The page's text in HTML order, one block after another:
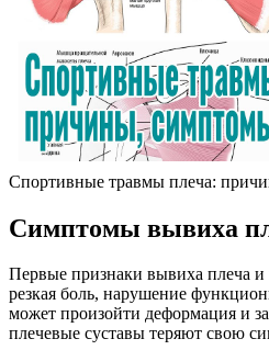
Спортивные травмы плеча:
Симптомы вывиха
Первые признаки вывиха плеча и
резкая боль, нарушение
может произойти деформация и
плечевые суставы теряют свою